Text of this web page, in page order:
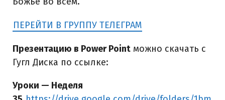
ПЕРЕЙТИ В ГРУППУ ТЕЛЕГРАМ
Презентацию в Power Point можно скачать с
Гугл Диска по ссылке:
Уроки — Неделя